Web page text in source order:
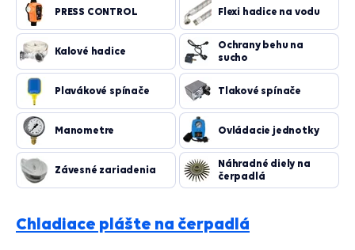
PRESS CONTROL Flexi hadice na vodu
Kalové hadice
Ochrany behu na
sucho
Plavákové spínače Tlakové spínače
Manometre Ovládacie jednotky
Závesné zariadenia
Náhradné diely na
čerpadlá
Chladiace plášte na čerpadlá